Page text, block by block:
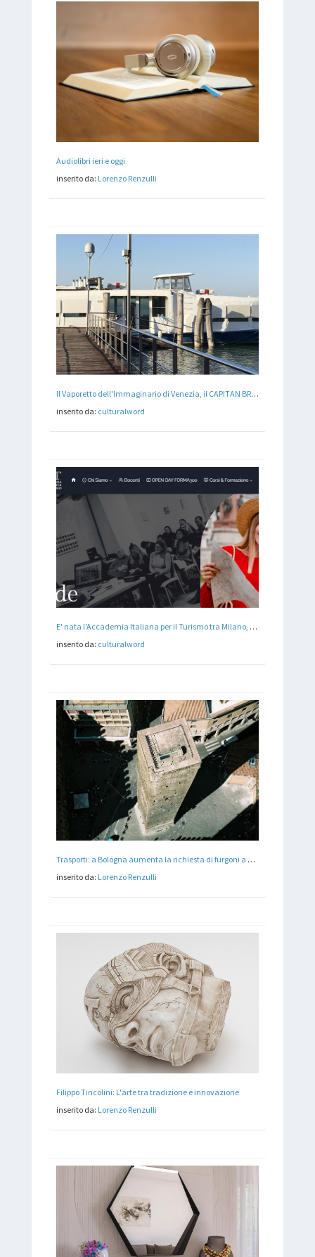
Audiolibri ieri e oggi
inserito da: Lorenzo Renzulli
Il Vaporetto dell'Immaginario di Venezia, il CAPITAN BRAGADIN
inserito da: culturalword
E' nata l'Accademia Italiana per il Turismo tra Milano, Lucca e Venezia
inserito da: culturalword
Trasporti: a Bologna aumenta la richiesta di furgoni a noleggio
inserito da: Lorenzo Renzulli
Filippo Tincolini: L'arte tra tradizione e innovazione
inserito da: Lorenzo Renzulli